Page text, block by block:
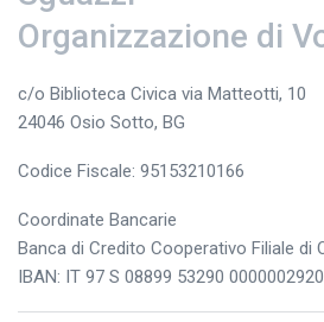
Organizzazione di
c/o Biblioteca Civica via Matteotti, 10
24046 Osio Sotto, BG
Codice Fiscale: 95153210166
Coordinate Bancarie
Banca di Credito Cooperativo Filiale di
IBAN: IT 97 S 08899 53290